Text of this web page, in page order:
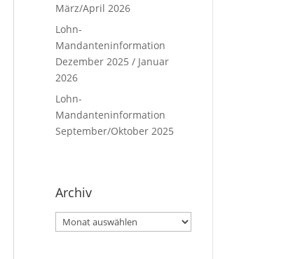
März/April 2026
Lohn-
Mandanteninformation
Dezember 2025 / Januar
2026
Lohn-
Mandanteninformation
September/Oktober 2025
Archiv
Archiv